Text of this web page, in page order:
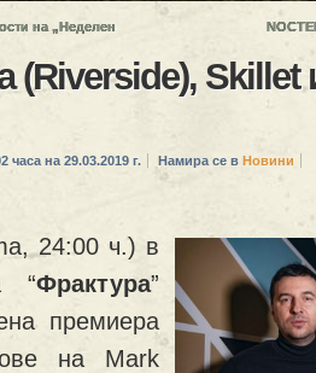
на „Неделен
(Riverside),
часа на 29.03.2019 г. Намира се в Новини
, 24:00 ч.) в
“Фрактура”
премиера
на
Mark